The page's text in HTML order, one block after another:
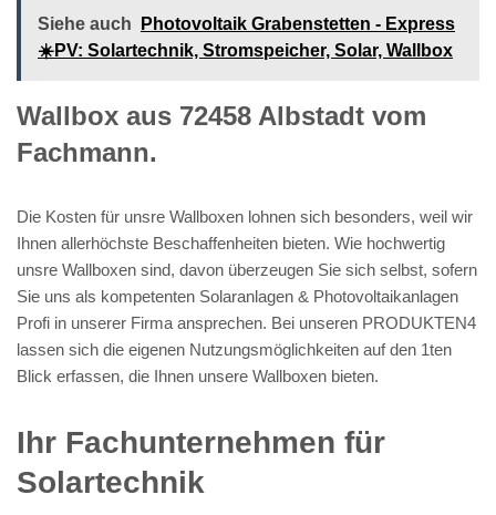
Siehe auch
Photovoltaik Grabenstetten - Express
☀️PV️: Solartechnik, Stromspeicher, Solar, Wallbox
Wallbox aus 72458 Albstadt vom
Fachmann.
Die Kosten für unsre Wallboxen lohnen sich besonders, weil wir
Ihnen allerhöchste Beschaffenheiten bieten. Wie hochwertig
unsre Wallboxen sind, davon überzeugen Sie sich selbst, sofern
Sie uns als kompetenten Solaranlagen & Photovoltaikanlagen
Profi in unserer Firma ansprechen. Bei unseren PRODUKTEN4
lassen sich die eigenen Nutzungsmöglichkeiten auf den 1ten
Blick erfassen, die Ihnen unsere Wallboxen bieten.
Ihr Fachunternehmen für
Solartechnik